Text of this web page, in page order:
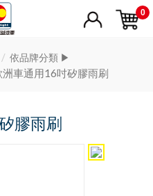
0
依品牌分類 ▶
洲車通用16吋矽膠雨刷
膠雨刷